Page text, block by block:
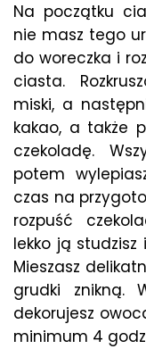
Na początku
nie masz tego
do woreczka i
ciasta.
miski, a
kakao, a także
czekoladę.
potem
czas na
rozpuść
lekko ją
Mieszasz
grudki znikną.
dekorujesz
minimum 4